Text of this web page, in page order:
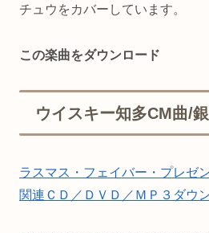
チュウをカバーしています。
この楽曲をダウンロード
ウイスキー知多CM曲/
ラスマス・フェイバー・プレゼ
関連ＣＤ／ＤＶＤ／ＭＰ３ダウ